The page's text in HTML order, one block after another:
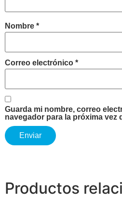
Nombre *
Correo electrónico *
Guarda mi nombre, correo
navegador para la próxima vez
Productos